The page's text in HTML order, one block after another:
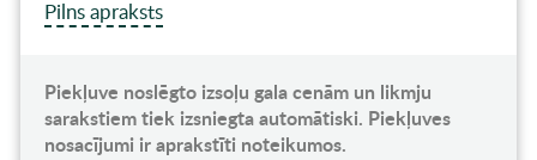
Pilns apraksts
Piekļuve noslēgto izsoļu gala cenām un likmju
sarakstiem tiek izsniegta automātiski. Piekļuves
nosacījumi ir aprakstīti noteikumos.